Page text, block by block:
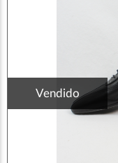
Vendido